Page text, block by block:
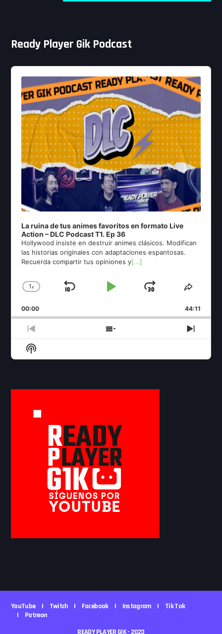
Ready Player Gik Podcast
Audio
Player
La ruina de tus animes favoritos en formato Live
Action – DLC Podcast T1. Ep 36
Hollywood insiste en destruir animes clásicos. Modifican
las historias originales con adaptaciones espantosas.
Recuerda compartir tus opiniones y[...]
Change
Rate
1x
Skip
Play
Jump
Forward
Share
00:00 44:11
Previous
Episode
Show
Episodes
Next
Show
Podcast
READY PLAYER GIK - 2023
YouTube Twitch Facebook Instagram
Tik Tok
Patreon